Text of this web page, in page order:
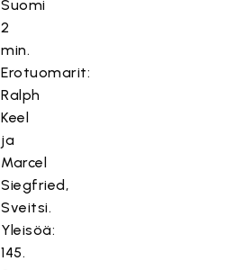
Suomi
2
min.
Erotuomarit:
Ralph
Keel
ja
Marcel
Siegfried,
Sveitsi.
Yleisöä:
145.